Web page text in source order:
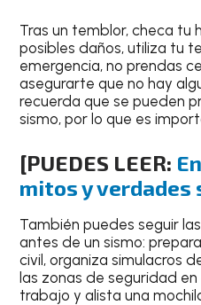
Tras un temblor,checa tu
posibles daños,utiliza tu
emergencia, no prendas
asegurarte que no hay
recuerda quese pueden
sismo, por lo que es
[PUEDES LEER:
mitos y verdades
También puedes seguir
antes de un sismo:
civil, organiza simulacros
las zonas de seguridad
trabajo y alista una